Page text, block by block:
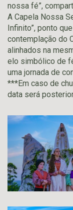
nossa fé”,
A Capela Nossa
Infinito”, ponto
contemplação do
alinhados na
elo simbólico de
uma jornada de
***Em caso de
data será